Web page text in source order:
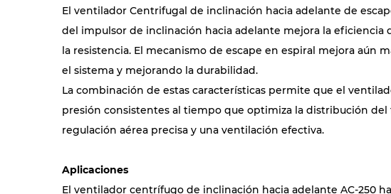
El ventilador Centrifugal de inclinación hacia adelante de
del impulsor de inclinación hacia adelante mejora la
la resistencia. El mecanismo de escape en espiral mejora aún
el sistema y mejorando la durabilidad.
La combinación de estas características permite que el
presión consistentes al tiempo que optimiza la distribución
regulación aérea precisa y una ventilación efectiva.
Aplicaciones
El ventilador centrífugo de inclinación hacia adelante AC-250